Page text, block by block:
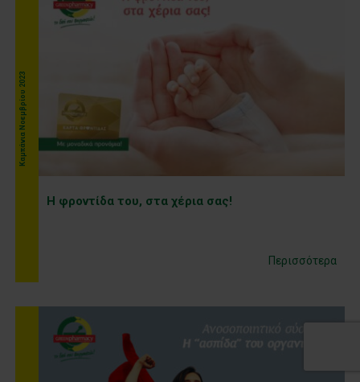
Καμπάνια Νοεμβρίου 2023
Η φροντίδα του, στα χέρια σας!
Περισσότερα